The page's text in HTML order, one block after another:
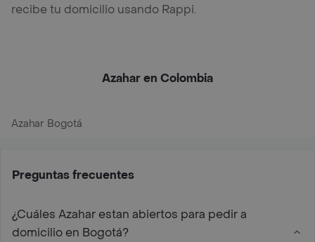
recibe tu domicilio usando Rappi.
Azahar en Colombia
Azahar Bogotá
Preguntas frecuentes
¿Cuáles Azahar estan abiertos para pedir a
domicilio en Bogotá?